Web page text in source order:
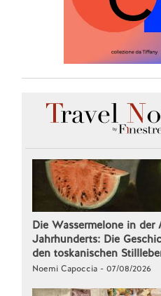
Die Wassermelone in der
Jahrhunderts: Die
den toskanischen
Noemi Capoccia - 07/08/2026